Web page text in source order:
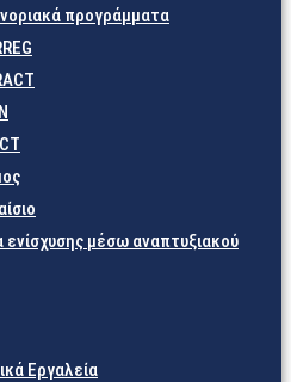
προγράμματα
μέσω αναπτυξιακού
Εργαλεία